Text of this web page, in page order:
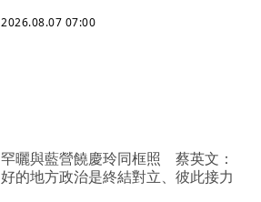
2026.08.07 07:00
罕曬與藍營饒慶玲同框照 蔡英文：
好的地方政治是終結對立、彼此接力